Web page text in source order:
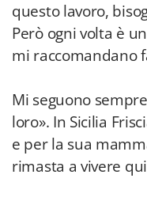
questo lavoro,
Però ogni volta è
mi raccomandano
Mi seguono
loro». In Sicilia
e per la sua
rimasta a vivere